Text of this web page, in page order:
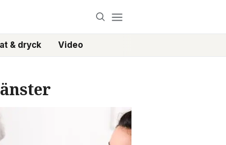
& dryck Video